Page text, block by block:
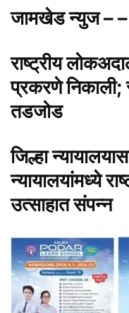
जामखेड न्युज –
राष्ट्रीय
प्रकरणे निकाली;
तडजोड
जिल्हा
न्यायालयांमध्ये
उत्साहात संपन्न